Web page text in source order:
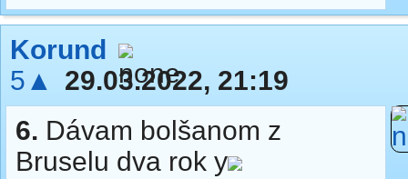
Korund
5▲
29.03.2022, 21:19
6. Dávam bolšanom z
Bruselu dva rok y